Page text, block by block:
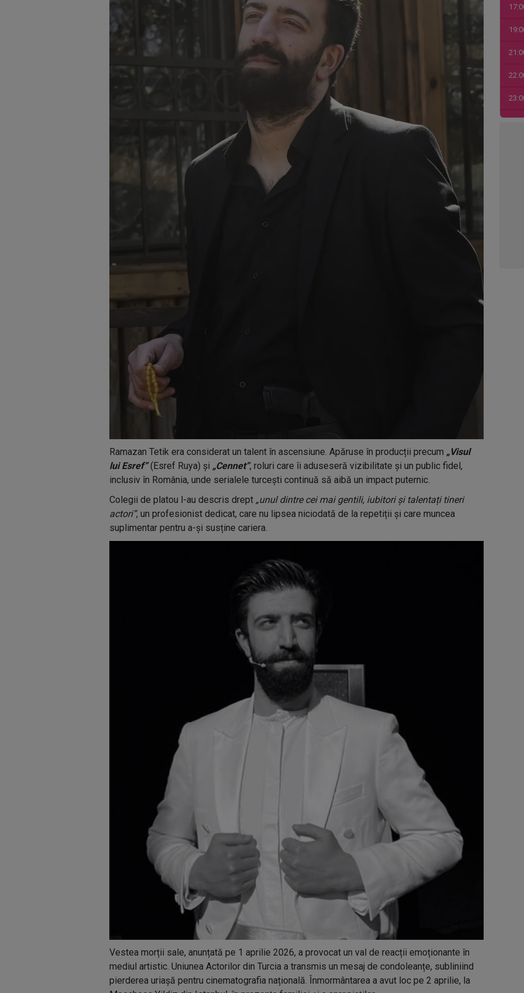
Ramazan Tetik era considerat un talent în ascensiune. Apăruse în producții precum „Visul
lui Esref”(Esref Ruya) și „Cennet”, roluri care îi aduseseră vizibilitate și un public fidel,
inclusiv în România, unde serialele turcești continuă să aibă un impact puternic.
Colegii de platou l-au descris drept „unul dintre cei mai gentili, iubitori și talentați tineri
actori”, un profesionist dedicat, care nu lipsea niciodată de la repetiții și care muncea
suplimentar pentru a-și susține cariera.
Vestea morții sale, anunțată pe 1 aprilie 2026, a provocat un val de reacții emoționante în
mediul artistic. Uniunea Actorilor din Turcia a transmis un mesaj de condoleanțe, subliniind
pierderea uriașă pentru cinematografia națională. Înmormântarea a avut loc pe 2 aprilie, la